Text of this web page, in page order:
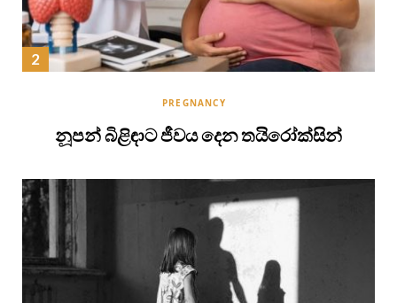
PREGNANCY
නූපන් බිළිඳාට ජීවය දෙන තයිරෝක්සින්